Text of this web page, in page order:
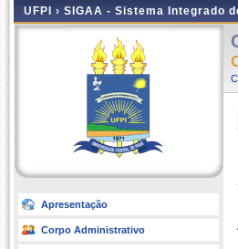
UFPI › SIGAA - Sistema Integrado
Apresentação
Corpo Administrativo